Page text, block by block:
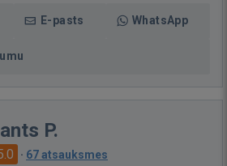
E-pasts WhatsApp
P.
· 67 atsauksmes